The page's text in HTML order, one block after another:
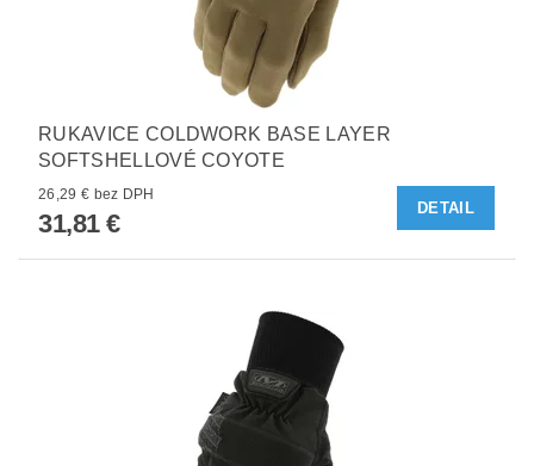
RUKAVICE COLDWORK BASE LAYER
SOFTSHELLOVÉ COYOTE
26,29 € bez DPH
31,81 €
DETAIL